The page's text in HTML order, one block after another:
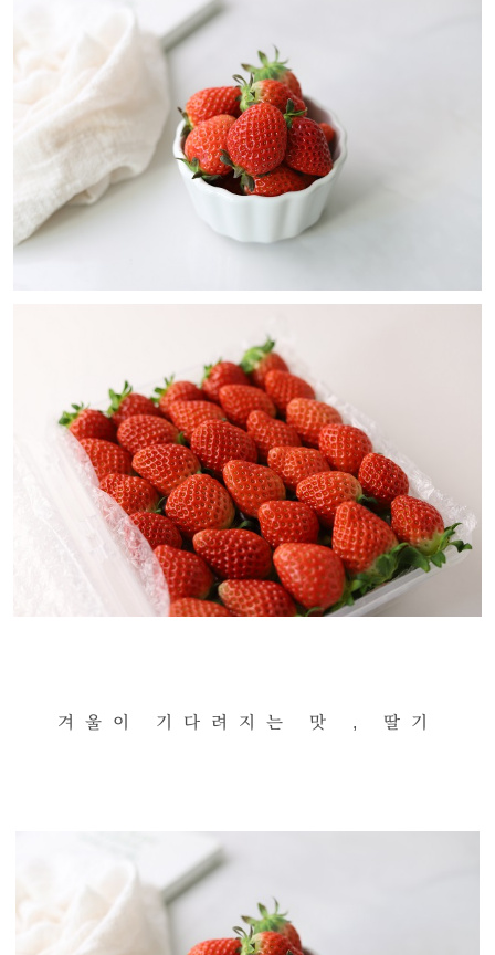
겨울이 기다려지는 맛 , 딸기